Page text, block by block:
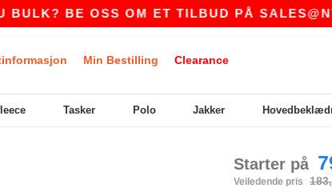
BE OSS OM ET TILBUD PÅ
Min Bestilling Clearance
Tasker Polo Jakker
Starter på
Veiledende pris